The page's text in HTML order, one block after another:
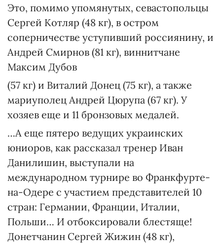
Это, помимо упомянутых, севастопольцы
Сергей Котляр (48 кг), в остром
соперничестве уступивший россиянину, и
Андрей Смирнов (81 кг), виннитчане
Максим Дубов
(57 кг) и Виталий Донец (75 кг), а также
мариуполец Андрей Цюрупа (67 кг). У
хозяев еще и 11 бронзовых медалей.
…А еще пятеро ведущих украинских
юниоров, как рассказал тренер Иван
Данилишин, выступали на
международном турнире во Франкфурте-
на-Одере с участием представителей 10
стран: Германии, Франции, Италии,
Польши… И отбоксировали блестяще!
Донетчанин Сергей Жижин (48 кг),